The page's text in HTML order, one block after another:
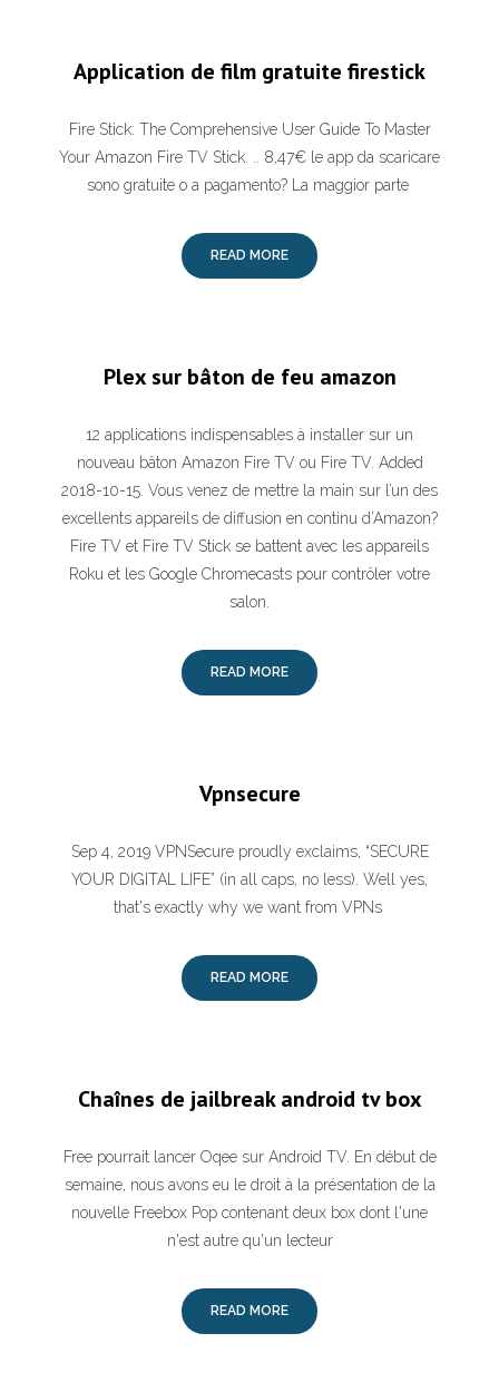
Application de film gratuite firestick
Fire Stick: The Comprehensive User Guide To Master
Your Amazon Fire TV Stick. .. 8,47€ le app da scaricare
sono gratuite o a pagamento? La maggior parte
READ MORE
Plex sur bâton de feu amazon
12 applications indispensables à installer sur un
nouveau bâton Amazon Fire TV ou Fire TV. Added
2018-10-15. Vous venez de mettre la main sur l’un des
excellents appareils de diffusion en continu d’Amazon?
Fire TV et Fire TV Stick se battent avec les appareils
Roku et les Google Chromecasts pour contrôler votre
salon.
READ MORE
Vpnsecure
Sep 4, 2019 VPNSecure proudly exclaims, “SECURE
YOUR DIGITAL LIFE” (in all caps, no less). Well yes,
that's exactly why we want from VPNs
READ MORE
Chaînes de jailbreak android tv box
Free pourrait lancer Oqee sur Android TV. En début de
semaine, nous avons eu le droit à la présentation de la
nouvelle Freebox Pop contenant deux box dont l'une
n'est autre qu'un lecteur
READ MORE